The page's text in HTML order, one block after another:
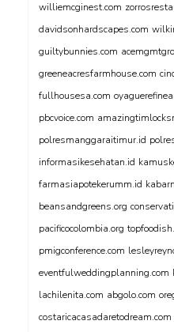
williemcginest.com
davidsonhardscapes.com
guiltybunnies.com
greeneacresfarmhouse.com
fullhousesa.com
pbcvoice.com
polresmanggaraitimur.id
informasikesehatan.id
farmasiapotekerumm.id
beansandgreens.org
pacificocolombia.org
pmigconference.com
eventfulweddingplanning.com
lachilenita.com abgolo.com
costaricacasadaretodream.com